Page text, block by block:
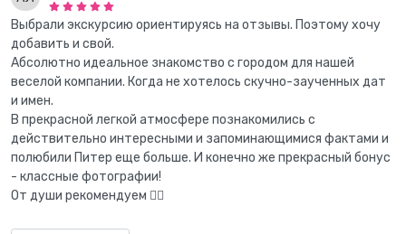
Выбрали экскурсию ориентируясь на отзывы. Поэтому хочу
добавить и свой.
Абсолютно идеальное знакомство с городом для нашей
веселой компании. Когда не хотелось скучно-заученных дат
и имен.
В прекрасной легкой атмосфере познакомились с
действительно интересными и запоминающимися фактами и
полюбили Питер еще больше. И конечно же прекрасный бонус
- классные фотографии!
От души рекомендуем 👍🏻